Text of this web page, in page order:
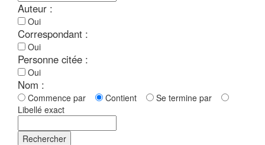
Auteur :
Oui
Correspondant :
Oui
Personne citée :
Oui
Nom :
Commence par Contient
Se termine par
Libellé exact
Rechercher